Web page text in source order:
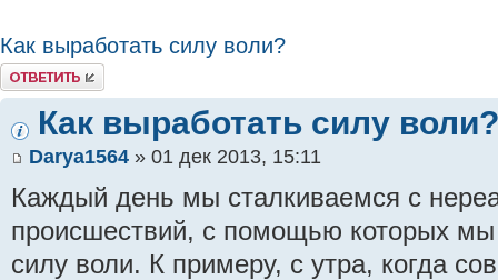
Как выработать силу воли?
Ответить
Как выработать силу воли?
Darya1564 » 01 дек 2013, 15:11
Каждый день мы сталкиваемся с
происшествий, с помощью которых
силу воли. К примеру, с утра, когда